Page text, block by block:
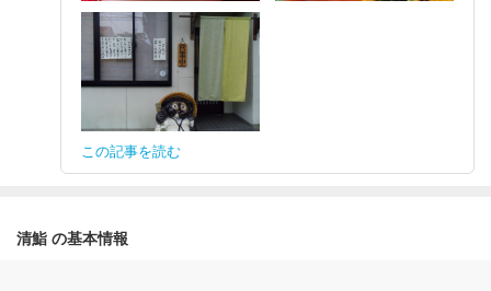
この記事を読む
清鮨 の基本情報